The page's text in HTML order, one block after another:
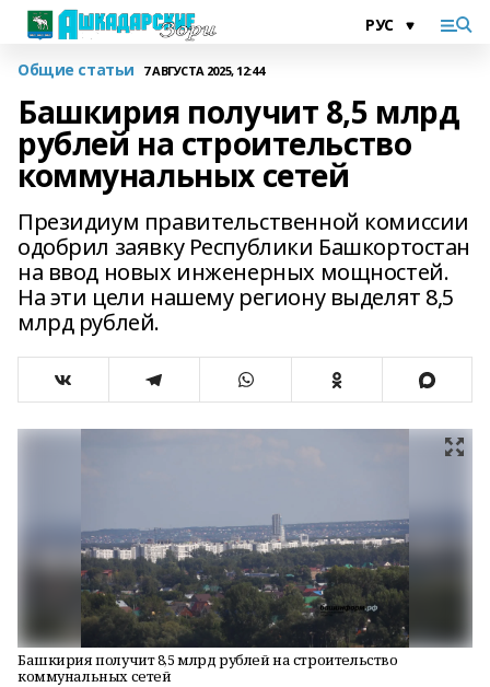
Общие статьи 7 АВГУСТА 2025, 12:44
Башкирия получит 8,5 млрд
рублей на строительство
коммунальных сетей
Президиум правительственной комиссии
одобрил заявку Республики Башкортостан
на ввод новых инженерных мощностей.
На эти цели нашему региону выделят 8,5
млрд рублей.
Башкирия получит 8,5 млрд рублей на строительство
коммунальных сетей